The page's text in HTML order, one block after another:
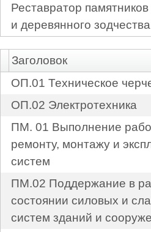
Реставратор
и деревянного зодчества
Заголовок
ОП.01 Техническое
ОП.02 Электротехника
ПМ. 01 Выполнение
ремонту, монтажу и
систем
ПМ.02 Поддержание в
состоянии силовых и
систем зданий и